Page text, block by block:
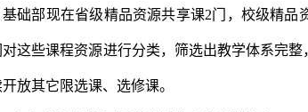
基础部现在省级精品资源共享课2门，校级精品
这些课程资源进行分类，筛选出教学体系完
开放其它限选课、选修课。